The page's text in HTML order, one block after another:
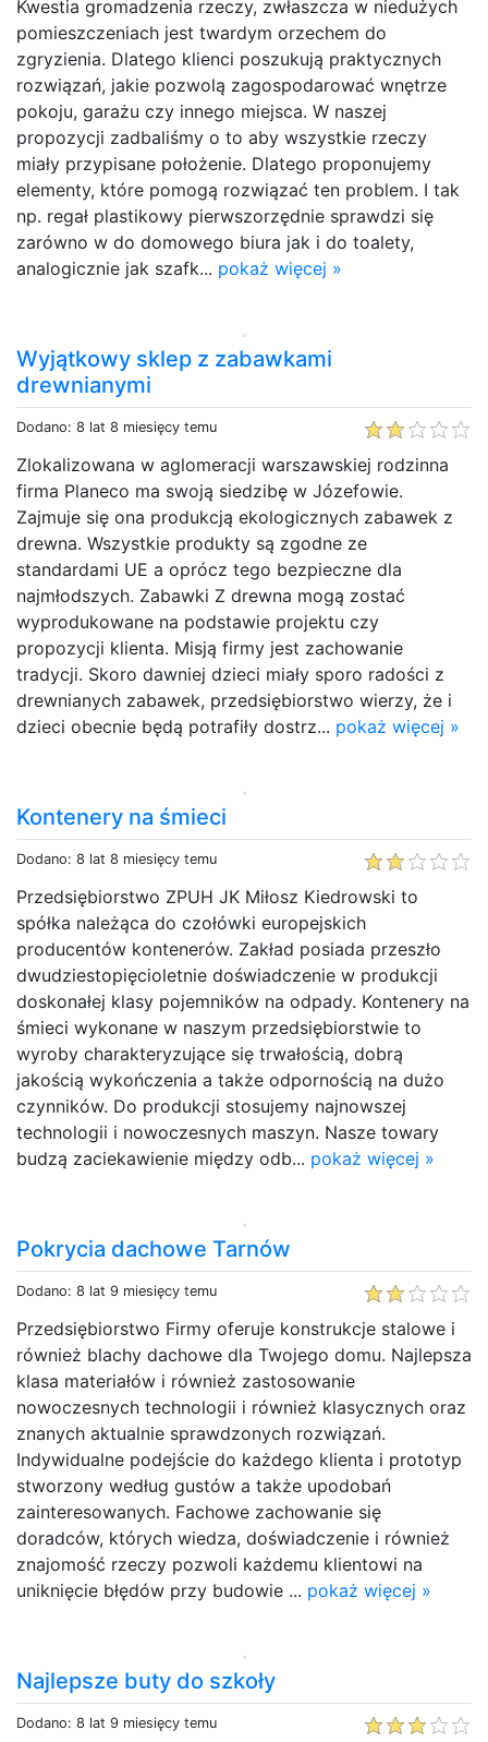
Kwestia gromadzenia rzeczy, zwłaszcza w niedużych
pomieszczeniach jest twardym orzechem do
zgryzienia. Dlatego klienci poszukują praktycznych
rozwiązań, jakie pozwolą zagospodarować wnętrze
pokoju, garażu czy innego miejsca. W naszej
propozycji zadbaliśmy o to aby wszystkie rzeczy
miały przypisane położenie. Dlatego proponujemy
elementy, które pomogą rozwiązać ten problem. I tak
np. regał plastikowy pierwszorzędnie sprawdzi się
zarówno w do domowego biura jak i do toalety,
analogicznie jak szafk... pokaż więcej »
Wyjątkowy sklep z zabawkami
drewnianymi
Dodano: 8 lat 8 miesięcy temu
Zlokalizowana w aglomeracji warszawskiej rodzinna
firma Planeco ma swoją siedzibę w Józefowie.
Zajmuje się ona produkcją ekologicznych zabawek z
drewna. Wszystkie produkty są zgodne ze
standardami UE a oprócz tego bezpieczne dla
najmłodszych. Zabawki Z drewna mogą zostać
wyprodukowane na podstawie projektu czy
propozycji klienta. Misją firmy jest zachowanie
tradycji. Skoro dawniej dzieci miały sporo radości z
drewnianych zabawek, przedsiębiorstwo wierzy, że i
dzieci obecnie będą potrafiły dostrz... pokaż więcej »
Kontenery na śmieci
Dodano: 8 lat 8 miesięcy temu
Przedsiębiorstwo ZPUH JK Miłosz Kiedrowski to
spółka należąca do czołówki europejskich
producentów kontenerów. Zakład posiada przeszło
dwudziestopięcioletnie doświadczenie w produkcji
doskonałej klasy pojemników na odpady. Kontenery na
śmieci wykonane w naszym przedsiębiorstwie to
wyroby charakteryzujące się trwałością, dobrą
jakością wykończenia a także odpornością na dużo
czynników. Do produkcji stosujemy najnowszej
technologii i nowoczesnych maszyn. Nasze towary
budzą zaciekawienie między odb... pokaż więcej »
Pokrycia dachowe Tarnów
Dodano: 8 lat 9 miesięcy temu
Przedsiębiorstwo Firmy oferuje konstrukcje stalowe i
również blachy dachowe dla Twojego domu. Najlepsza
klasa materiałów i również zastosowanie
nowoczesnych technologii i również klasycznych oraz
znanych aktualnie sprawdzonych rozwiązań.
Indywidualne podejście do każdego klienta i prototyp
stworzony według gustów a także upodobań
zainteresowanych. Fachowe zachowanie się
doradców, których wiedza, doświadczenie i również
znajomość rzeczy pozwoli każdemu klientowi na
uniknięcie błędów przy budowie ... pokaż więcej »
Najlepsze buty do szkoły
Dodano: 8 lat 9 miesięcy temu